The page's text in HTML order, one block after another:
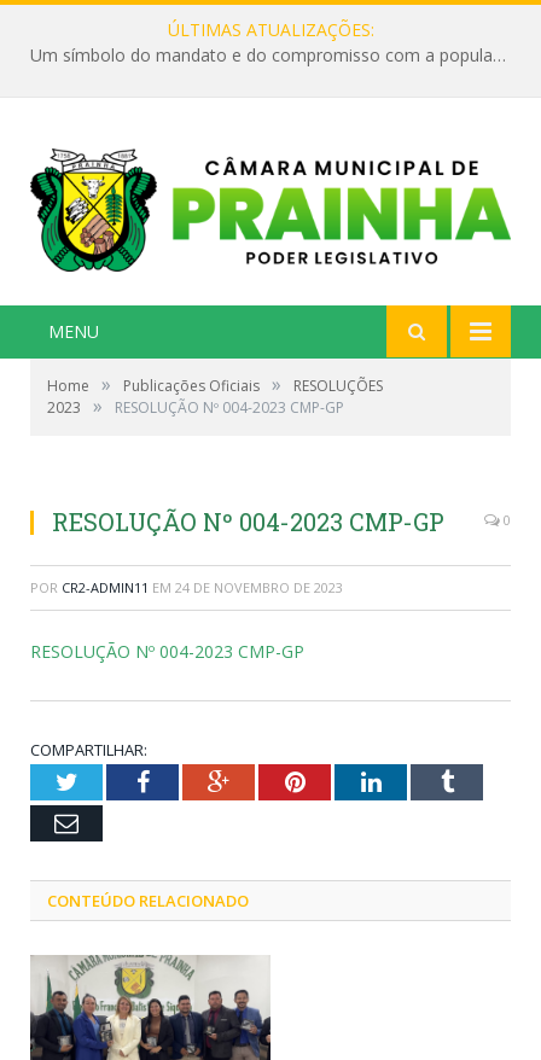
ÚLTIMAS ATUALIZAÇÕES:
Um símbolo do mandato e do compromisso com a população
MENU
Home » Publicações Oficiais »
RESOLUÇÕES
2023
» RESOLUÇÃO Nº 004-2023 CMP-GP
RESOLUÇÃO Nº 004-2023 CMP-GP 0
POR CR2-ADMIN11 EM 24 DE NOVEMBRO DE 2023
RESOLUÇÃO Nº 004-2023 CMP-GP
COMPARTILHAR:
TwitterFacebookGoogle+PinterestLinkedInTumblr
Email
CONTEÚDO RELACIONADO